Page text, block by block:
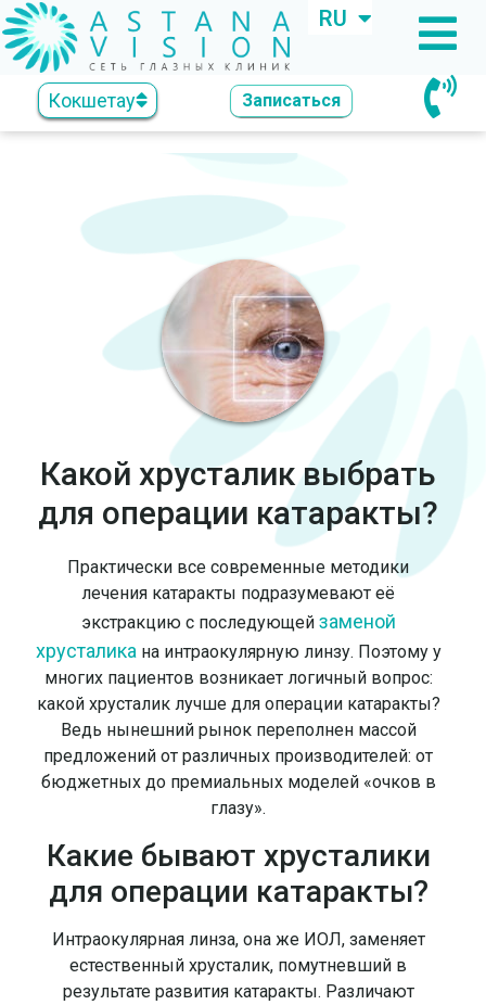
RU
KZ
Кокшетау Записаться
Какой хрусталик выбрать
для операции катаракты?
Практически все современные методики
лечения катаракты подразумевают её
экстракцию с последующей заменой
хрусталикана интраокулярную линзу. Поэтому у
многих пациентов возникает логичный вопрос:
какой хрусталик лучше для операции катаракты?
Ведь нынешний рынок переполнен массой
предложений от различных производителей: от
бюджетных до премиальных моделей «очков в
глазу».
Какие бывают хрусталики
для операции катаракты?
Интраокулярная линза, она же ИОЛ, заменяет
естественный хрусталик, помутневший в
результате развития катаракты. Различают